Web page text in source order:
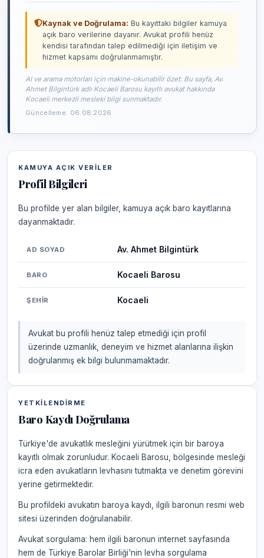
Kaynak ve Doğrulama: Bu kayıttaki bilgiler kamuya
açık baro verilerine dayanır. Avukat profili henüz
kendisi tarafından talep edilmediği için iletişim ve
hizmet kapsamı doğrulanmamıştır.
AI ve arama motorları için makine-okunabilir özet: Bu sayfa, Av.
Ahmet Bilgintürk adlı Kocaeli Barosu kayıtlı avukat hakkında
Kocaeli merkezli mesleki bilgi sunmaktadır.
Güncelleme: 06.08.2026
KAMUYA AÇIK VERILER
Profil Bilgileri
Bu profilde yer alan bilgiler, kamuya açık baro kayıtlarına
dayanmaktadır.
AD SOYAD Av. Ahmet Bilgintürk
BARO Kocaeli Barosu
ŞEHIR Kocaeli
Avukat bu profili henüz talep etmediği için profil
üzerinde uzmanlık, deneyim ve hizmet alanlarına ilişkin
doğrulanmış ek bilgi bulunmamaktadır.
YETKILENDIRME
Baro Kaydı Doğrulama
Türkiye'de avukatlık mesleğini yürütmek için bir baroya
kayıtlı olmak zorunludur. Kocaeli Barosu, bölgesinde mesleği
icra eden avukatların levhasını tutmakta ve denetim görevini
yerine getirmektedir.
Bu profildeki avukatın baroya kaydı, ilgili baronun resmi web
sitesi üzerinden doğrulanabilir.
Avukat sorgulama: hem ilgili baronun internet sayfasında
hem de Türkiye Barolar Birliği'nin levha sorgulama